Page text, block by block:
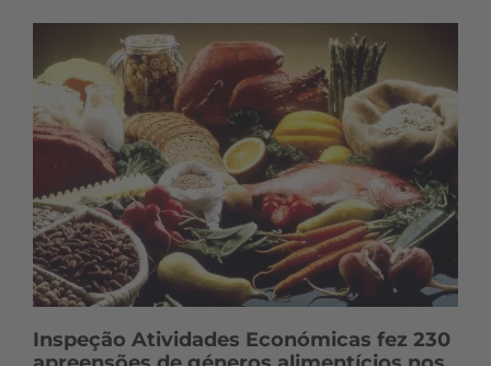
Inspeção Atividades Económicas fez 230